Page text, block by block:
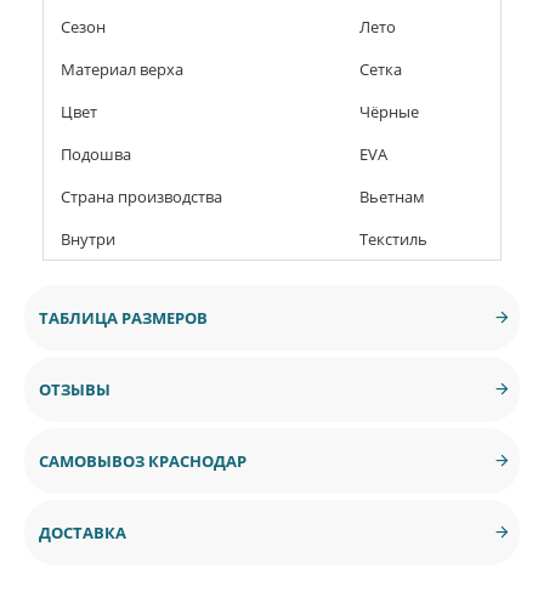
Сезон
Лето
Материал верха
Сетка
Цвет
Чёрные
Подошва
EVA
Страна производства
Вьетнам
Внутри
Текстиль
ТАБЛИЦА РАЗМЕРОВ
ОТЗЫВЫ
САМОВЫВОЗ КРАСНОДАР
ДОСТАВКА